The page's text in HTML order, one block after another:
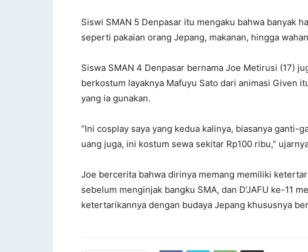
Siswi SMAN 5 Denpasar itu mengaku bahwa banyak
seperti pakaian orang Jepang, makanan, hingga
Siswa SMAN 4 Denpasar bernama Joe Metirusi (17)
berkostum layaknya Mafuyu Sato dari animasi Given
yang ia gunakan.
“Ini cosplay saya yang kedua kalinya, biasanya ganti-
uang juga, ini kostum sewa sekitar Rp100 ribu,”
Joe bercerita bahwa dirinya memang memiliki
sebelum menginjak bangku SMA, dan D’JAFU ke-11
ketertarikannya dengan budaya Jepang khususnya